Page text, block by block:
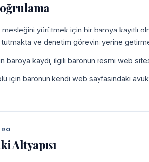
mesleğini yürütmek için bir baroya kayıtlı
tutmakta ve denetim görevini yerine
baroya kaydı, ilgili baronun resmi web
için baronun kendi web sayfasındaki
Altyapısı